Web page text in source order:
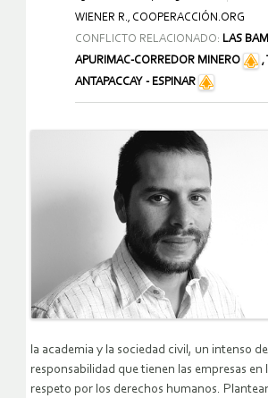
WIENER R., COOPERACCIÓN.ORG
CONFLICTO RELACIONADO: LAS
APURIMAC-CORREDOR MINERO
,
ANTAPACCAY - ESPINAR
la academia y la sociedad civil, un intenso
responsabilidad que tienen las empresas en
respeto por los derechos humanos.